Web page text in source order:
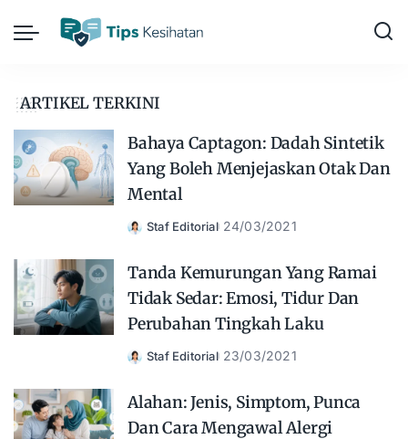
ARTIKEL TERKINI
Bahaya Captagon: Dadah Sintetik
Yang Boleh Menjejaskan Otak Dan
Mental
Posted
Staf Editorial 24/03/2021
Tanda Kemurungan Yang Ramai
Tidak Sedar: Emosi, Tidur Dan
Perubahan Tingkah Laku
Posted
Staf Editorial 23/03/2021
Alahan: Jenis, Simptom, Punca
Dan Cara Mengawal Alergi